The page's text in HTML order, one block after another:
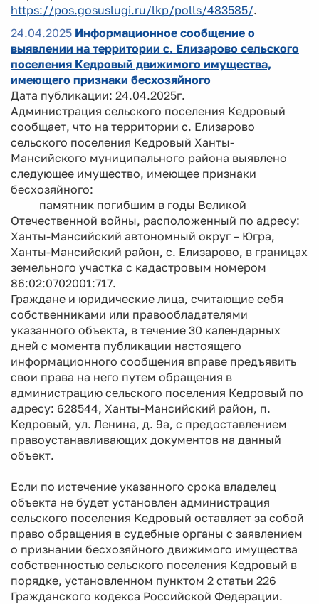
https://pos.gosuslugi.ru/lkp/polls/483585/.
24.04.2025 Информационное сообщение о
выявлении на территории с. Елизарово сельского
поселения Кедровый движимого имущества,
имеющего признаки бесхозяйного
Дата публикации: 24.04.2025г.
Администрация сельского поселения Кедровый
сообщает, что на территории с. Елизарово
сельского поселения Кедровый Ханты-
Мансийского муниципального района выявлено
следующее имущество, имеющее признаки
бесхозяйного:
памятник погибшим в годы Великой
Отечественной войны, расположенный по адресу:
Ханты-Мансийский автономный округ – Югра,
Ханты-Мансийский район, с. Елизарово, в границах
земельного участка с кадастровым номером
86:02:0702001:717.
Граждане и юридические лица, считающие себя
собственниками или правообладателями
указанного объекта, в течение 30 календарных
дней с момента публикации настоящего
информационного сообщения вправе предъявить
свои права на него путем обращения в
администрацию сельского поселения Кедровый по
адресу: 628544, Ханты-Мансийский район, п.
Кедровый, ул. Ленина, д. 9а, с предоставлением
правоустанавливающих документов на данный
объект.
Если по истечение указанного срока владелец
объекта не будет установлен администрация
сельского поселения Кедровый оставляет за собой
право обращения в судебные органы с заявлением
о признании бесхозяйного движимого имущества
собственностью сельского поселения Кедровый в
порядке, установленном пунктом 2 статьи 226
Гражданского кодекса Российской Федерации.